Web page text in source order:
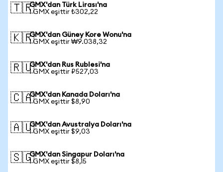
🇹🇷GMX'dan Türk Lirası'na
1 GMX eşittir ₺302,22
🇰🇷GMX'dan Güney Kore Wonu'na
1 GMX eşittir ₩9.038,32
🇷🇺GMX'dan Rus Rublesi'na
1 GMX eşittir ₽527,03
🇨🇦GMX'dan Kanada Doları'na
1 GMX eşittir $8,90
🇦🇺GMX'dan Avustralya Doları'na
1 GMX eşittir $9,03
🇸🇬GMX'dan Singapur Doları'na
1 GMX eşittir $8,15